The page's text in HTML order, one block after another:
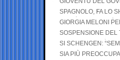
SPAGNOLO, FA LO
GIORGIA MELONI
SOSPENSIONE DEL
SI SCHENGEN:
SIA PIÙ